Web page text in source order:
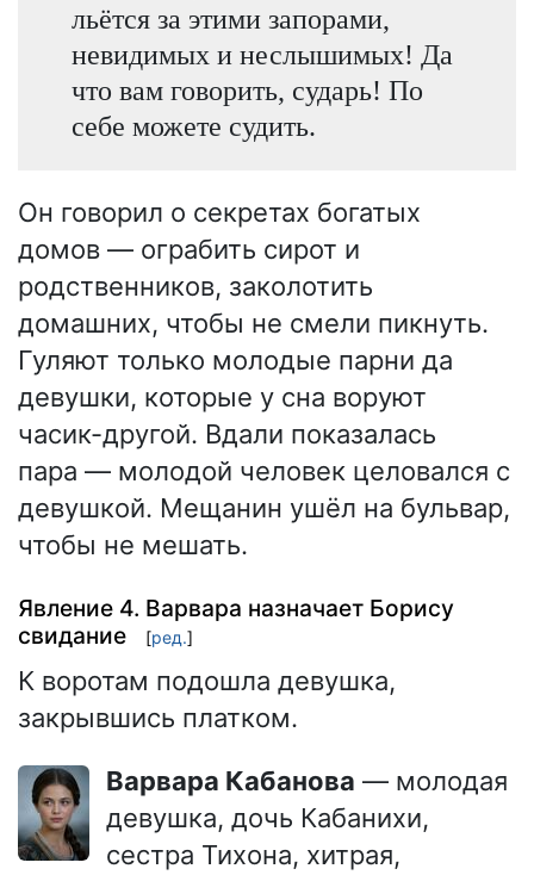
льётся за этими запорами,
невидимых и неслышимых! Да
что вам говорить, сударь! По
себе можете судить.
Он говорил о секретах богатых
домов — ограбить сирот и
родственников, заколотить
домашних, чтобы не смели пикнуть.
Гуляют только молодые парни да
девушки, которые у сна воруют
часик-другой. Вдали показалась
пара — молодой человек целовался с
девушкой. Мещанин ушёл на бульвар,
чтобы не мешать.
Явление 4. Варвара назначает Борису
свидание
[ред.]
К воротам подошла девушка,
закрывшись платком.
Варвара Кабанова — молодая
девушка, дочь Кабанихи,
сестра Тихона, хитрая,